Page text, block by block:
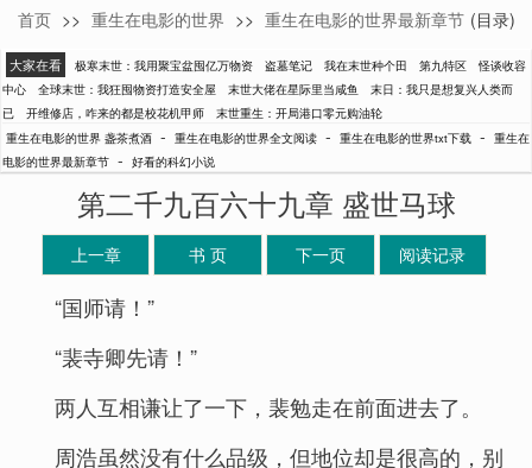
盏茶煮酒
首页 >> 重生在电影的世界 >> 重生在电影的世界最新章节 (目录)
大家在看 极寒末世：我用聚宝盆囤亿万物资 盗墓笔记 我在末世种个田 第九特区
怪谈收容
中心
全球末世：我狂囤物资打造安全屋 末世大佬在星际里当咸鱼
末日：我只是想复兴人类而
已
开维修店，咋来的都是校花机甲师
末世重生：开局港口零元购油轮
重生在电影的世界 盏茶煮酒 - 重生在电影的世界全文阅读 - 重生在电影的世界txt下载 - 重生在
电影的世界最新章节 - 好看的科幻小说
第二千九百六十九章 盛世马球
上一章 书 页 下一页 阅读记录
“国师请！”
“裴寺卿先请！”
两人互相谦让了一下，裴勉走在前面进去了。
周浩虽然没有什么品级，但地位却是很高的，别